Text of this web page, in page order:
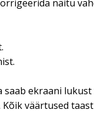
näitu
ekraani lukust
väärtused